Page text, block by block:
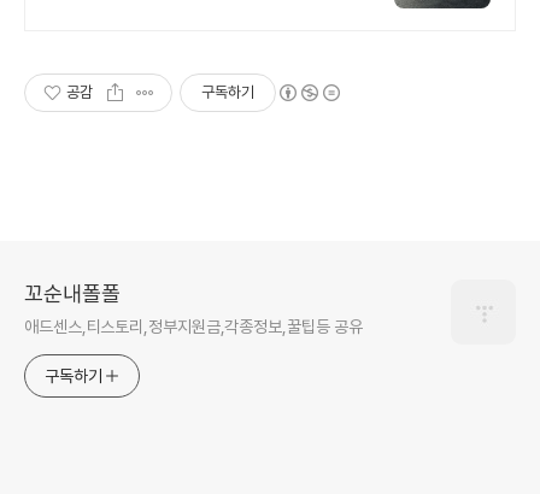
공감 구독하기
꼬순내폴폴
애드센스,티스토리,정부지원금,각종정보,꿀팁등 공유
구독하기